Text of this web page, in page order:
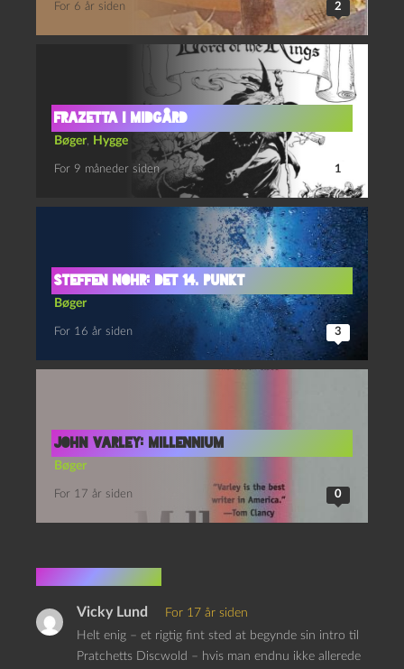
For 6 år siden 2
Frazetta i Midgård
Bøger, Hygge
For 9 måneder siden 1
Steffen Nohr: Det 14. punkt
Bøger
For 16 år siden 3
John Varley: Millennium
Bøger
For 17 år siden 0
3 kommentarer
Vicky Lund
For 17 år siden
Helt enig – et rigtig fint sted at begynde sin intro til
Pratchetts Discwold – hvis man endnu ikke allerede